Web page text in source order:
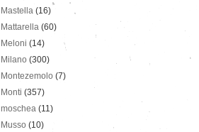
Mastella (16)
Mattarella (60)
Meloni (14)
Milano (300)
Montezemolo (7)
Monti (357)
moschea (11)
Musso (10)